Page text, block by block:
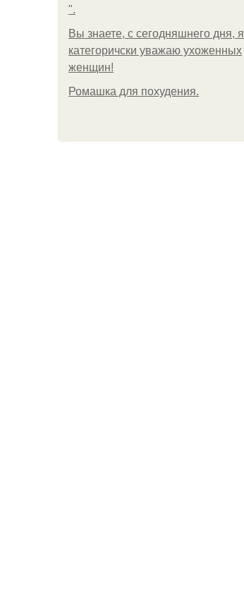
".
Вы знаете, с сегодняшнего дня, я
категоричски уважаю ухоженных
женщин!
Ромашка для похудения.